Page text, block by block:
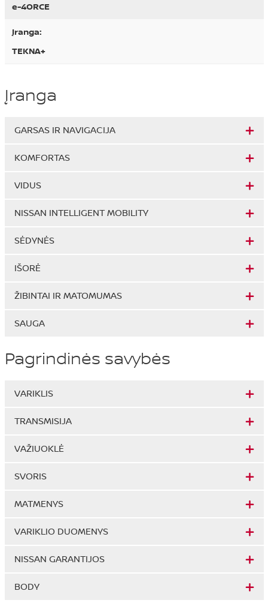
e-4ORCE
Įranga:
TEKNA+
Įranga
GARSAS IR NAVIGACIJA
KOMFORTAS
VIDUS
NISSAN INTELLIGENT MOBILITY
SĖDYNĖS
IŠORĖ
ŽIBINTAI IR MATOMUMAS
SAUGA
Pagrindinės savybės
VARIKLIS
TRANSMISIJA
VAŽIUOKLĖ
SVORIS
MATMENYS
VARIKLIO DUOMENYS
NISSAN GARANTIJOS
BODY